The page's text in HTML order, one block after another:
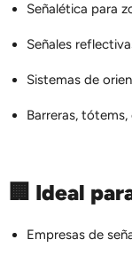
Señalética para
Señales
Sistemas de
Barreras,
🏢 Ideal
Empresas de